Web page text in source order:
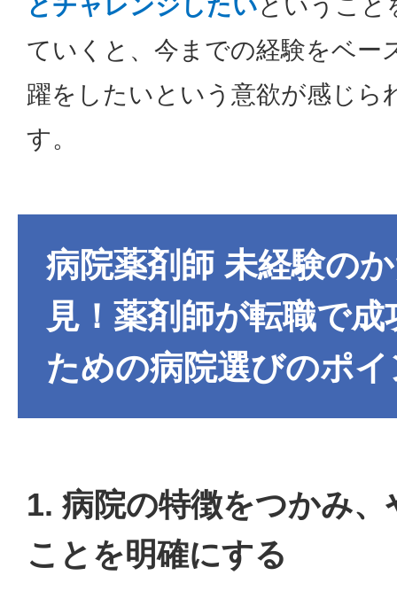
とチャレンジしたいということ
ていくと、今までの経験をベー
躍をしたいという意欲が感じら
す。
病院薬剤師 未経験の
見！薬剤師が転職で成
ための病院選びのポ
1. 病院の特徴をつかみ
ことを明確にする